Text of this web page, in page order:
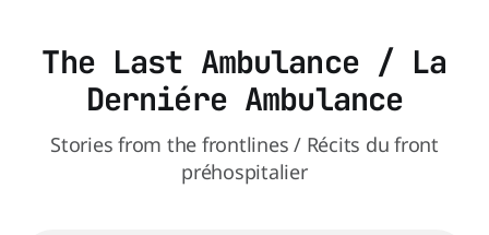
The Last Ambulance / La
Derniére Ambulance
Stories from the frontlines / Récits du front
préhospitalier